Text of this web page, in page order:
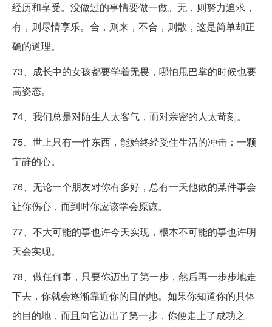
经历和享受。没做过的事情要做一做。无，则努力追求，
有，则尽情享乐。合，则来，不合，则散，这是简单却正
确的道理。
73、成长中的女孩都要学着无畏，哪怕甩巴掌的时候也要
高姿态。
74、我们总是对陌生人太客气，而对亲密的人太苛刻。
75、世上只有一件东西，能始终经受住生活的冲击：一颗
宁静的心。
76、无论一个朋友对你有多好，总有一天他做的某件事会
让你伤心，而到时你应该学会原谅。
77、不大可能的事也许今天实现，根本不可能的事也许明
天会实现。
78、做任何事，只要你迈出了第一步，然后再一步步地走
下去，你就会逐渐靠近你的目的地。如果你知道你的具体
的目的地，而且向它迈出了第一步，你便走上了成功之